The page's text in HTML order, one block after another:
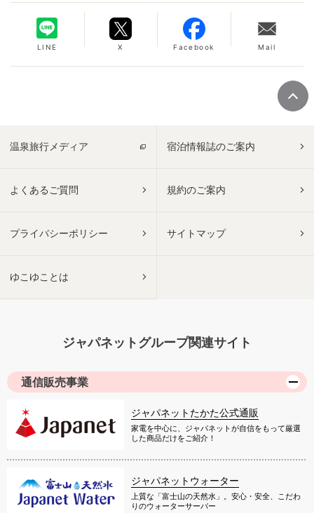
LINE X Facebook Mail
温泉旅行メディア 宿泊情報誌のご案内
よくあるご質問 規約のご案内
プライバシーポリシー サイトマップ
ゆこゆことは
ジャパネットグループ関連サイト
通信販売事業
ジャパネットたかた公式通販
家電を中心に、ジャパネットが自信をもって厳選
した商品だけをご紹介！
ジャパネットウォーター
上質な「富士山の天然水」。安心・安全、こだわ
りのウォーターサーバー